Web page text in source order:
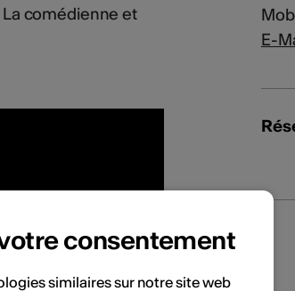
La comédienne et
E-
consentement
similaires sur notre site web